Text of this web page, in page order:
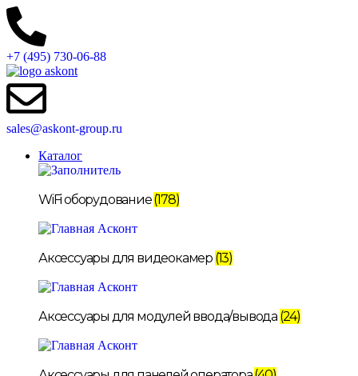
+7 (495) 730-06-88
sales@askont-group.ru
Каталог
WiFi оборудование(178)
Аксессуары для видеокамер (13)
Аксессуары для модулей ввода/вывода (24)